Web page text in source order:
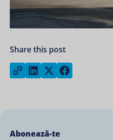
Share this post
Copy linkShare on LinkedIn
Share on Twitter
Abonează-te